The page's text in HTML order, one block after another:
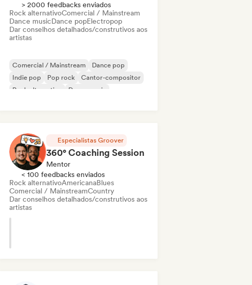
> 2000 feedbacks enviados
Rock alternativoComercial / Mainstream
Dance musicDance popElectropop
Dar conselhos detalhados/construtivos aos
artistas
Comercial / Mainstream
Dance pop
Indie pop
Pop rock
Cantor-compositor
Rock alternativo
Dance music
Especialistas Groover
360° Coaching Session
Mentor
< 100 feedbacks enviados
Rock alternativoAmericanaBlues
Comercial / MainstreamCountry
Dar conselhos detalhados/construtivos aos
artistas